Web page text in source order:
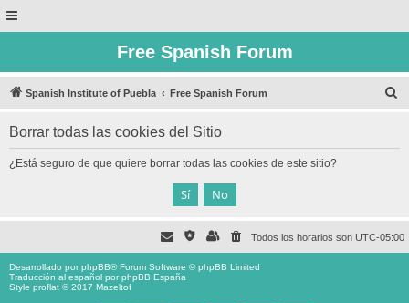
Free Spanish Forum
Spanish Institute of Puebla Free Spanish Forum
Borrar todas las cookies del Sitio
¿Está seguro de que quiere borrar todas las cookies de este sitio?
Todos los horarios son UTC-05:00
Desarrollado porphpBB® Forum Software © phpBB Limited
Traducción al español porphpBB España
Style proflat © 2017 Mazeltof